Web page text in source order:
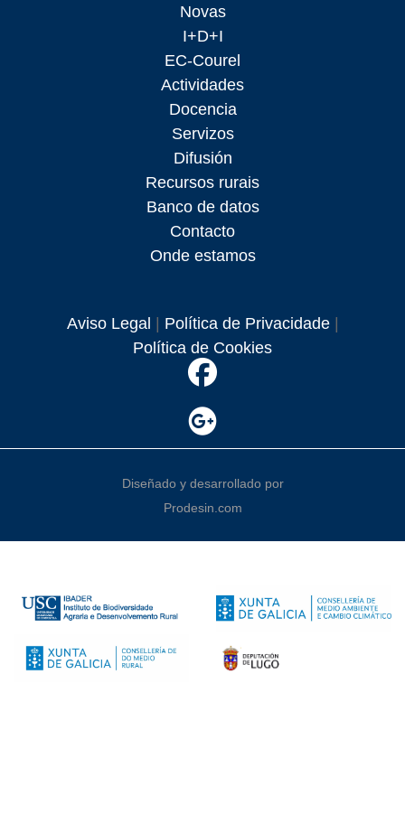
Novas
I+D+I
EC-Courel
Actividades
Docencia
Servizos
Difusión
Recursos rurais
Banco de datos
Contacto
Onde estamos
Aviso Legal | Política de Privacidade|
Política de Cookies
Diseñado y desarrollado por
Prodesin.com